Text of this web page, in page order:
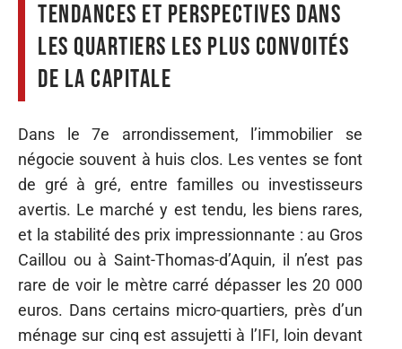
tendances et perspectives dans
les quartiers les plus convoités
de la capitale
Dans le 7e arrondissement, l’immobilier se
négocie souvent à huis clos. Les ventes se font
de gré à gré, entre familles ou investisseurs
avertis. Le marché y est tendu, les biens rares,
et la stabilité des prix impressionnante : au Gros
Caillou ou à Saint-Thomas-d’Aquin, il n’est pas
rare de voir le mètre carré dépasser les 20 000
euros. Dans certains micro-quartiers, près d’un
ménage sur cinq est assujetti à l’IFI, loin devant